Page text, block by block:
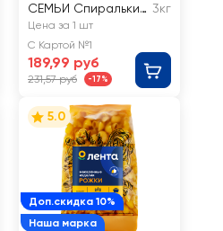
СЕМЬИ Спиральки,
группа В высший
сорт
3кг
Цена за 1 шт
С Картой №1
189,99 руб
231,57 руб -17%
Доп.скидка 10%
Наша марка
5.0